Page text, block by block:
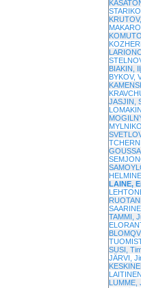
BIAKIN,
BYKOV,
JASJIN,
LAINE,
TAMMI,
SUSI,
JÄRVI,
LUMME,